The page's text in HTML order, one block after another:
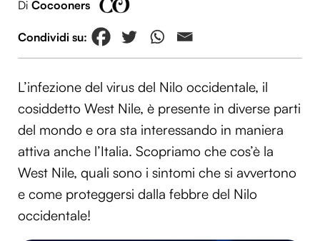
Di Cocooners
L’infezione del virus del Nilo occidentale, il
cosiddetto West Nile, è presente in diverse parti
del mondo e ora sta interessando in maniera
attiva anche l’Italia. Scopriamo che cos’è la
West Nile, quali sono i sintomi che si avvertono
e come proteggersi dalla febbre del Nilo
occidentale!